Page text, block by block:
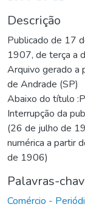
Descrição
Publicado de 17
1907, de terça a
Arquivo gerado a
de Andrade (SP)
Abaixo do título
Interrupção da
(26 de julho de
numérica a partir
de 1906)
Palavras-
Comércio -